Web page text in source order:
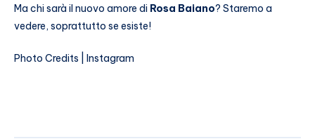
Ma chi sarà il nuovo amore di Rosa Baiano? Staremo a
vedere, soprattutto se esiste!
Photo Credits | Instagram